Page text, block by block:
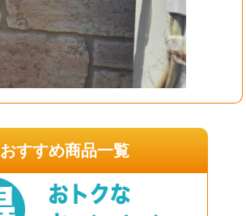
おすすめ商品一覧